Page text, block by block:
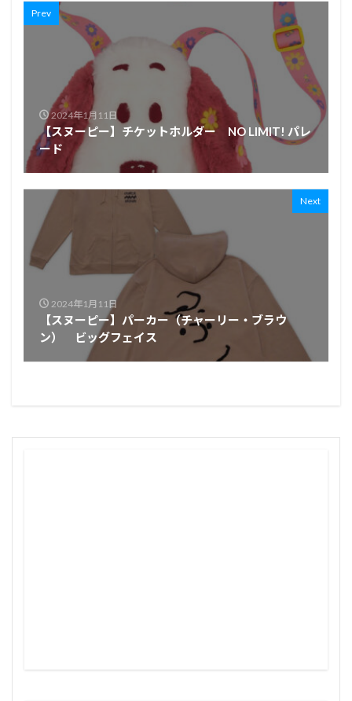
Prev
2024年1月11日
【スヌーピー】チケットホルダー NO LIMIT! パレ
ード
Next
2024年1月11日
【スヌーピー】パーカー（チャーリー・ブラウ
ン） ビッグフェイス